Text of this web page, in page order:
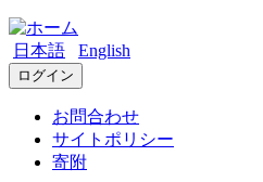
日本語 English
ログイン
お問合わせ
サイトポリシー
寄附